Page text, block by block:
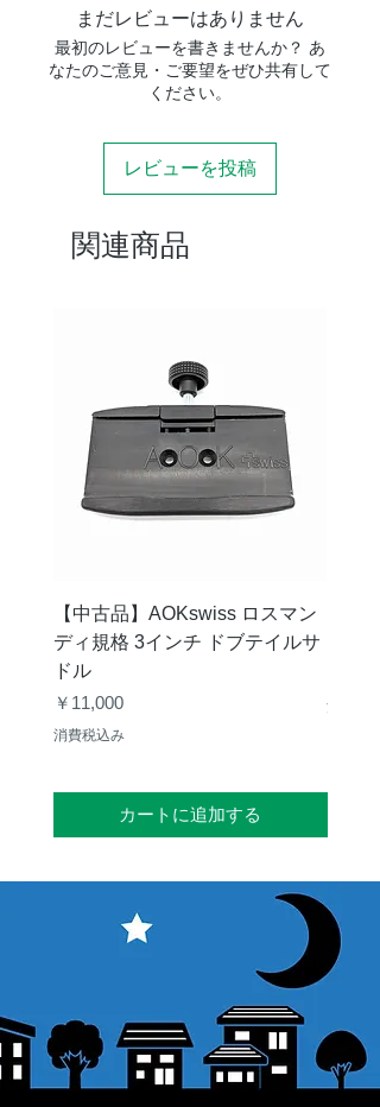
まだレビューはありません
最初のレビューを書きませんか？ あ
なたのご意見・ご要望をぜひ共有して
ください。
レビューを投稿
関連商品
【中古品】AOKswiss ロスマン
ディ規格 3インチ ドブテイルサ
ドル
価格
￥11,000
消費税込み
カートに追加する
消費税込